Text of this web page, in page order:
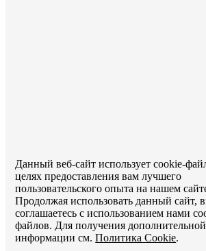
Данный веб-сайт использует cookie-
целях предоставления вам лучшего
пользовательского опыта на нашем
Продолжая использовать данный сайт,
соглашаетесь с использованием нами
файлов. Для получения дополнительной
информации см.Политика Cookie.